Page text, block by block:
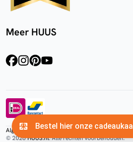
Meer HUUS
facebookinstagram
pinterest
youtube
Algemene voorwaardenPrivacyverklaringCookies
© 2026HUUS.nl. Alle rechten voorbehouden.